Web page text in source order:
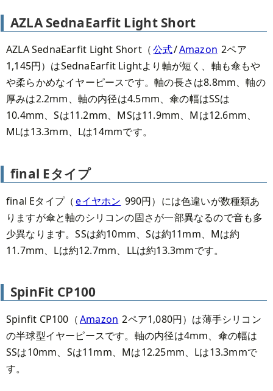
AZLA SednaEarfit Light Short
AZLA SednaEarfit Light Short（公式/Amazon 2ペア
1,145円）はSednaEarfit Lightより軸が短く、軸も傘もや
や柔らかめなイヤーピースです。軸の長さは8.8mm、軸の
厚みは2.2mm、軸の内径は4.5mm、傘の幅はSSは
10.4mm、Sは11.2mm、MSは11.9mm、Mは12.6mm、
MLは13.3mm、Lは14mmです。
final Eタイプ
final Eタイプ（eイヤホン 990円）には色違いが数種類あ
りますが傘と軸のシリコンの固さが一部異なるので音も多
少異なります。SSは約10mm、Sは約11mm、Mは約
11.7mm、Lは約12.7mm、LLは約13.3mmです。
SpinFit CP100
Spinfit CP100（Amazon 2ペア1,080円）は薄手シリコン
の半球型イヤーピースです。軸の内径は4mm、傘の幅は
SSは10mm、Sは11mm、Mは12.25mm、Lは13.3mmで
す。